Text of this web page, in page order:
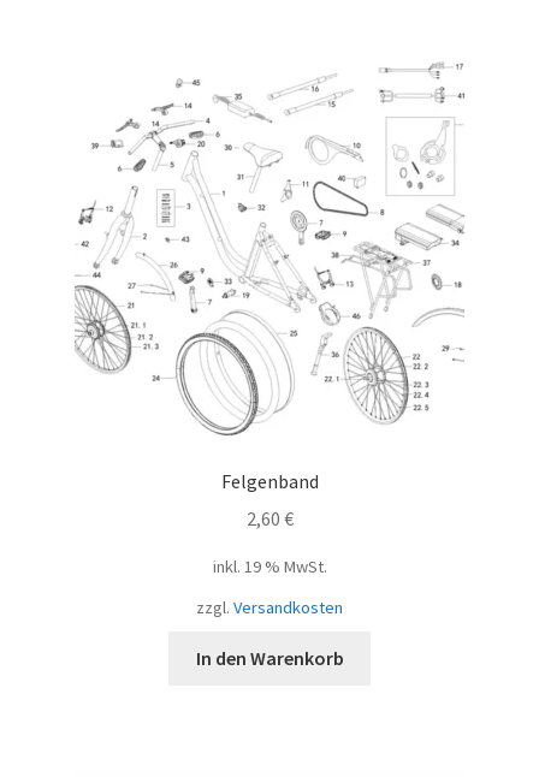
Felgenband
2,60 €
inkl. 19 % MwSt.
zzgl. Versandkosten
In den Warenkorb